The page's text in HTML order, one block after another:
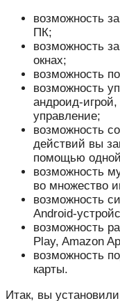
возможность
ПК;
возможность
окнах;
возможность
возможность
андроид-игрой,
управление;
возможность
действий вы
помощью
возможность
во множество
возможность
Android-
возможность
Play, Amazon
возможность
карты.
Итак, вы